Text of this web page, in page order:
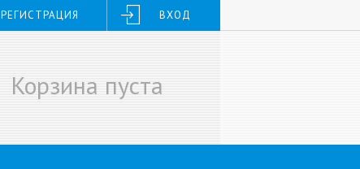
РЕГИСТРАЦИЯ ВХОД
Корзина пуста